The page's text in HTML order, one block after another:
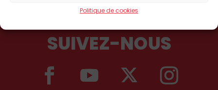
Politique de cookies
SUIVEZ-NOUS